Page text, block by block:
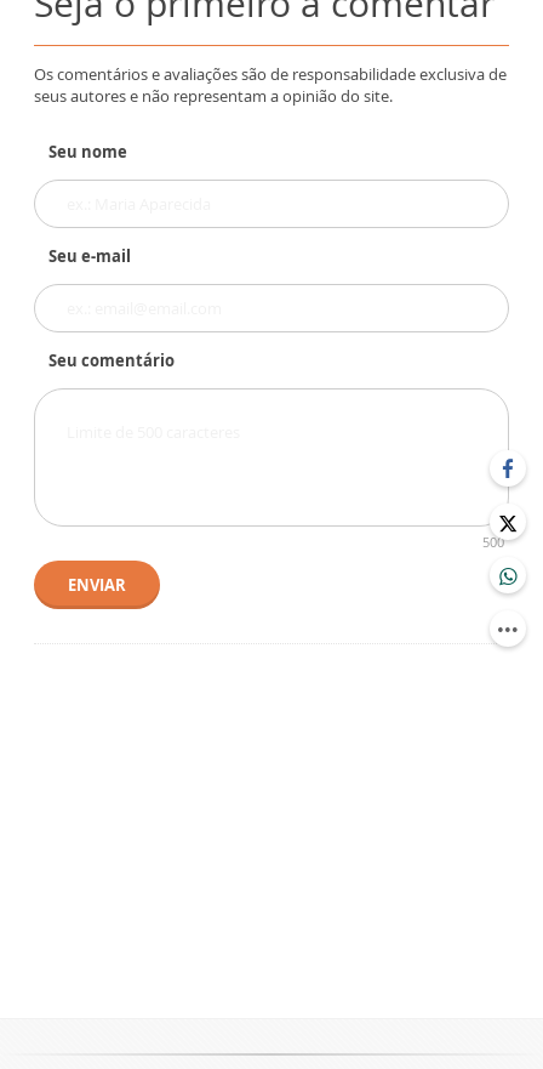
Os comentários e avaliações são de responsabilidade exclusiva de
seus autores e não representam a opinião do site.
Seu nome
Seu e-mail
Seu comentário
500
ENVIAR